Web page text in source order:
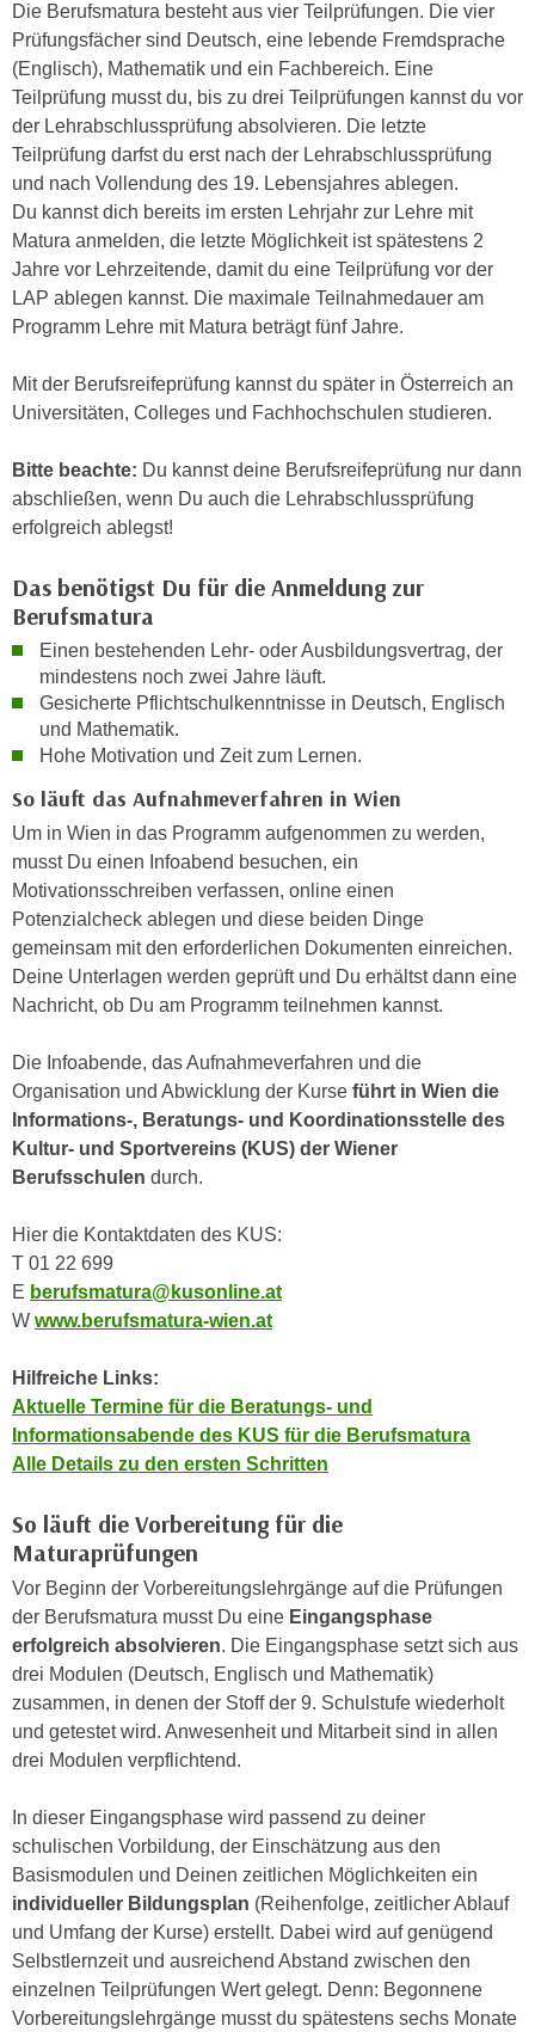
Die Berufsmatura besteht aus vier Teilprüfungen. Die vier
Prüfungsfächer sind Deutsch, eine lebende Fremdsprache
(Englisch), Mathematik und ein Fachbereich. Eine
Teilprüfung musst du, bis zu drei Teilprüfungen kannst du vor
der Lehrabschlussprüfung absolvieren. Die letzte
Teilprüfung darfst du erst nach der Lehrabschlussprüfung
und nach Vollendung des 19. Lebensjahres ablegen.
Du kannst dich bereits im ersten Lehrjahr zur Lehre mit
Matura anmelden, die letzte Möglichkeit ist spätestens 2
Jahre vor Lehrzeitende, damit du eine Teilprüfung vor der
LAP ablegen kannst. Die maximale Teilnahmedauer am
Programm Lehre mit Matura beträgt fünf Jahre.
Mit der Berufsreifeprüfung kannst du später in Österreich an
Universitäten, Colleges und Fachhochschulen studieren.
Bitte beachte: Du kannst deine Berufsreifeprüfung nur dann
abschließen, wenn Du auch die Lehrabschlussprüfung
erfolgreich ablegst!
Das benötigst Du für die Anmeldung zur
Berufsmatura
Einen bestehenden Lehr- oder Ausbildungsvertrag, der
mindestens noch zwei Jahre läuft.
Gesicherte Pflichtschulkenntnisse in Deutsch, Englisch
und Mathematik.
Hohe Motivation und Zeit zum Lernen.
So läuft das Aufnahmeverfahren in Wien
Um in Wien in das Programm aufgenommen zu werden,
musst Du einen Infoabend besuchen, ein
Motivationsschreiben verfassen, online einen
Potenzialcheck ablegen und diese beiden Dinge
gemeinsam mit den erforderlichen Dokumenten einreichen.
Deine Unterlagen werden geprüft und Du erhältst dann eine
Nachricht, ob Du am Programm teilnehmen kannst.
Die Infoabende, das Aufnahmeverfahren und die
Organisation und Abwicklung der Kurse führt in Wien die
Informations-, Beratungs- und Koordinationsstelle des
Kultur- und Sportvereins (KUS) der Wiener
Berufsschulen durch.
Hier die Kontaktdaten des KUS:
T 01 22 699
E berufsmatura@kusonline.at
W www.berufsmatura-wien.at
Hilfreiche Links:
Aktuelle Termine für die Beratungs- und
Informationsabende des KUS für die Berufsmatura
Alle Details zu den ersten Schritten
So läuft die Vorbereitung für die
Maturaprüfungen
Vor Beginn der Vorbereitungslehrgänge auf die Prüfungen
der Berufsmatura musst Du eine Eingangsphase
erfolgreich absolvieren. Die Eingangsphase setzt sich aus
drei Modulen (Deutsch, Englisch und Mathematik)
zusammen, in denen der Stoff der 9. Schulstufe wiederholt
und getestet wird. Anwesenheit und Mitarbeit sind in allen
drei Modulen verpflichtend.
In dieser Eingangsphase wird passend zu deiner
schulischen Vorbildung, der Einschätzung aus den
Basismodulen und Deinen zeitlichen Möglichkeiten ein
individueller Bildungsplan (Reihenfolge, zeitlicher Ablauf
und Umfang der Kurse) erstellt. Dabei wird auf genügend
Selbstlernzeit und ausreichend Abstand zwischen den
einzelnen Teilprüfungen Wert gelegt. Denn: Begonnene
Vorbereitungslehrgänge musst du spätestens sechs Monate
k
t
i
o
n
d
e
r
W
e
b
s
i
n
o
t
e
n
d
g
n
d
.
W
e
n
n
S
e
a
u
f
„
l
l
e
a
z
e
p
e
r
n
“
k
l
i
c
k
n
,
v
e
r
w
e
i
s
c
h
e
n
U
n
t
e
r
n
h
m
n
e
i
s
e
t
e
,
c
h
e
s
i
c
n
c
h
t
e
m
D
a
e
n
s
c
u
z
a
b
k
o
m
m
n
z
w
i
s
c
h
e